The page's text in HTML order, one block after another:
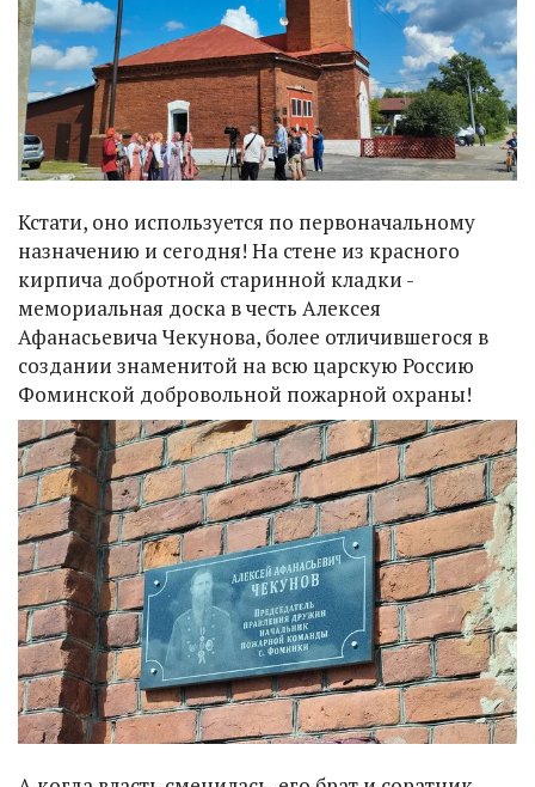
Кстати, оно используется по первоначальному
назначению и сегодня! На стене из красного
кирпича добротной старинной кладки -
мемориальная доска в честь Алексея
Афанасьевича Чекунова, более отличившегося в
создании знаменитой на всю царскую Россию
Фоминской добровольной пожарной охраны!